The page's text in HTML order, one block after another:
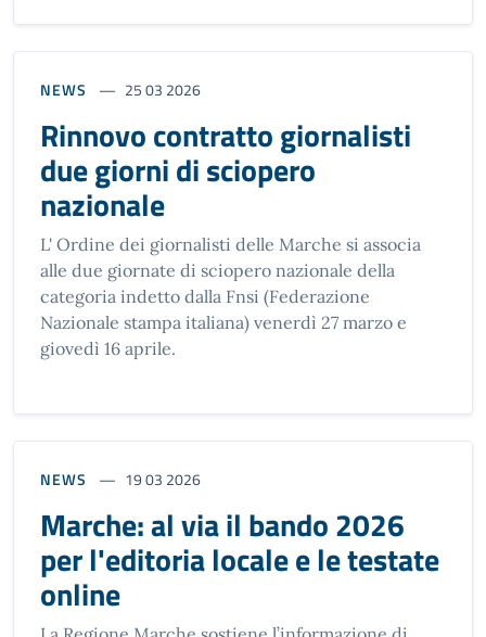
NEWS 25 03 2026
Rinnovo contratto giornalisti
due giorni di sciopero
nazionale
L' Ordine dei giornalisti delle Marche si associa
alle due giornate di sciopero nazionale della
categoria indetto dalla Fnsi (Federazione
Nazionale stampa italiana) venerdì 27 marzo e
giovedì 16 aprile.
NEWS 19 03 2026
Marche: al via il bando 2026
per l'editoria locale e le testate
online